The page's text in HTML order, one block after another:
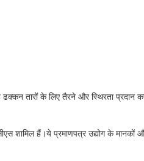
तारों के लिए तैरने और स्थिरता प्रदान
शामिल हैं।ये प्रमाणपत्र उद्योग के